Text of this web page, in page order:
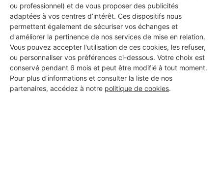
ou professionnel) et de vous proposer des publicités
adaptées à vos centres d’intérêt. Ces dispositifs nous
permettent également de sécuriser vos échanges et
d'améliorer la pertinence de nos services de mise en relation.
Vous pouvez accepter l'utilisation de ces cookies, les refuser,
ou personnaliser vos préférences ci-dessous. Votre choix est
conservé pendant 6 mois et peut être modifié à tout moment.
Pour plus d'informations et consulter la liste de nos
partenaires, accédez à notre politique de cookies.